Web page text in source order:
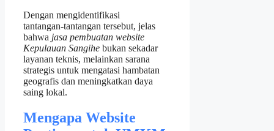
Dengan mengidentifikasi
tantangan‑tantangan tersebut, jelas
bahwa jasa pembuatan website
Kepulauan Sangihe bukan sekadar
layanan teknis, melainkan sarana
strategis untuk mengatasi hambatan
geografis dan meningkatkan daya
saing lokal.
Mengapa Website